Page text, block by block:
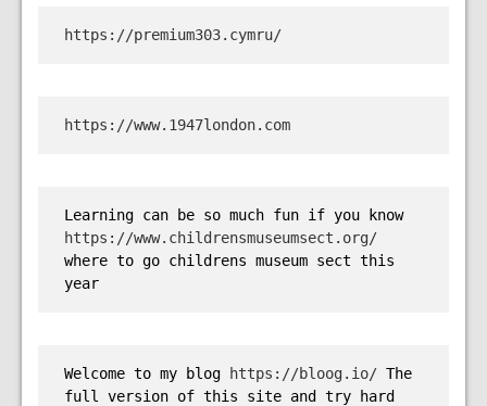
https://premium303.cymru/
https://www.1947london.com
Learning can be so much fun if you know
https://www.childrensmuseumsect.org/
where to go childrens museum sect this
year
Welcome to my blog https://bloog.io/ The
full version of this site and try hard